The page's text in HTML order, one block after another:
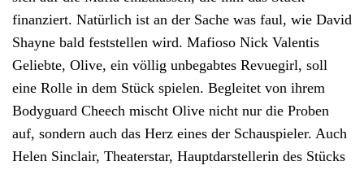
finanziert. Natürlich ist an der Sache was faul, wie David
Shayne bald feststellen wird. Mafioso Nick Valentis
Geliebte, Olive, ein völlig unbegabtes Revuegirl, soll
eine Rolle in dem Stück spielen. Begleitet von ihrem
Bodyguard Cheech mischt Olive nicht nur die Proben
auf, sondern auch das Herz eines der Schauspieler. Auch
Helen Sinclair, Theaterstar, Hauptdarstellerin des Stücks